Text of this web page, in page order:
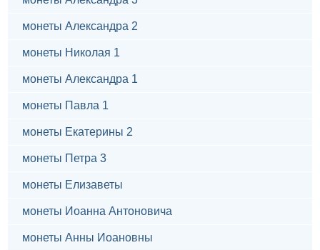
монеты Александра 2
монеты Николая 1
монеты Александра 1
монеты Павла 1
монеты Екатерины 2
монеты Петра 3
монеты Елизаветы
монеты Иоанна Антоновича
монеты Анны Иоановны